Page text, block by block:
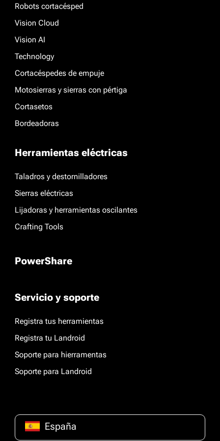
Robots cortacésped
Vision Cloud
Vision AI
Technology
Cortacéspedes de empuje
Motosierras y sierras con pértiga
Cortasetos
Bordeadoras
Herramientas eléctricas
Taladros y destornilladores
Sierras eléctricas
Lijadoras y herramientas oscilantes
Crafting Tools
PowerShare
Servicio y soporte
Registra tus herramientas
Registra tu Landroid
Soporte para hierramentas
Soporte para Landroid
España